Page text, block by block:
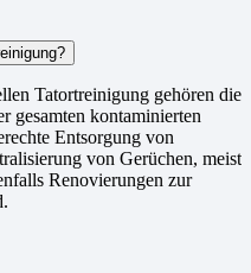
Tatortreinigung gehören die
gesamten kontaminierten
Entsorgung von
von Gerüchen, meist
Renovierungen zur